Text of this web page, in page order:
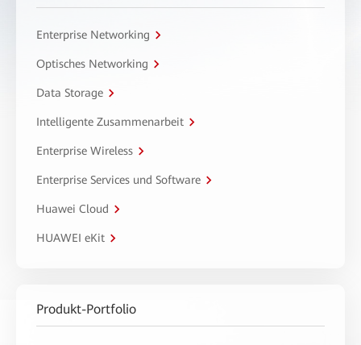
Enterprise Networking
Optisches Networking
Data Storage
Intelligente Zusammenarbeit
Enterprise Wireless
Enterprise Services und Software
Huawei Cloud
HUAWEI eKit
Produkt-Portfolio